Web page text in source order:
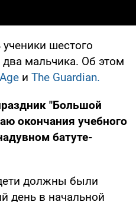
шестого
два мальчика. Об этом
и The Guardian.
"Большой
окончания учебного
батуте-
должны были
день в начальной